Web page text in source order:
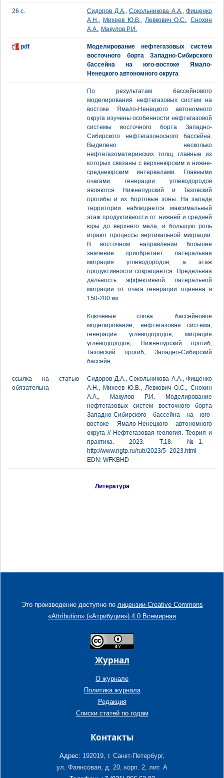
26 с. Сидоров Д.А., Сокольникова А.А., Фищенко
А.Н., Михеев Ю.В., Левкович О.С., Снохин
А.А., Макулов Р.И.
pdf
Моделирование нефтегазовых систем
восточного борта Западно-Сибирского
бассейна на юго-востоке Ямало-
Ненецкого автономного округа
По результатам бассейнового
моделирования нефтегазовых систем на
востоке Ямало-Ненецкого автономного
округа изучены особенности нефтегазовой
системы восточного борта Западно-
Сибирского нефтегазоносного бассейна.
Выделено несколько
нефтегазоматеринских толщ, главные из
которых связаны с верхнеюрским и нижне-
среднеюрским интервалами. Главными
очагами генерации углеводородов
являются Нижнепурский и Тазовский
прогибы и их бортовые зоны. На западе
территории наблюдается максимальный
этаж продуктивности от нижней и средней
юры до верхнего мела, и большую роль
играют процессы вертикальной миграции.
В восточном направлении большее
значение приобретает латеральная
миграция углеводородов, а этаж
продуктивности сокращается. Предельная
дальность эффективной латеральной
миграции от очага генерации оценена в
150-200 км.
Ключевые слова: бассейновое
моделирование, нефтегазовая система,
генерация углеводородов, миграция
углеводородов, Нижнепурский прогиб,
Тазовский прогиб, Западно-Сибирский
бассейн.
ссылка на статью
обязательна
Сидоров Д.А., Сокольникова А.А., Фищенко
А.Н., Михеев Ю.В., Левкович О.С., Снохин
А.А., Макулов Р.И. Моделирование
нефтегазовых систем восточного борта
Западно-Сибирского бассейна на юго-
востоке Ямало-Ненецкого автономного
округа // Нефтегазовая геология. Теория и
практика. - 2023. - Т.18. - №1. -
http://www.ngtp.ru/rub/2023/5_2023.html
EDN: WFKBHD
Литература
Это произведение доступно по лицензии Creative Commons
«Attribution» («Атрибуция») 4.0 Всемирная
Журнал
О журнале
Политика журнала
Редакция
Списки статей по годам
Контакты
Адрес: 192019, г. Санкт-Петербург,
ул. Фаянсовая, д. 20, корп. 2, лит. А